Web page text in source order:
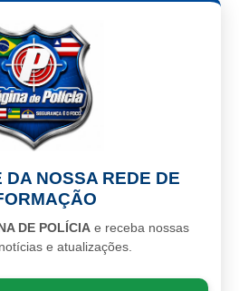
DA NOSSA REDE DE
DE POLÍCIA e receba nossas
e atualizações.